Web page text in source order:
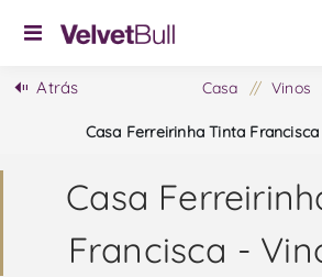
Atrás Casa / Vinos
Casa Ferreirinha Tinta
Casa
Francisca -